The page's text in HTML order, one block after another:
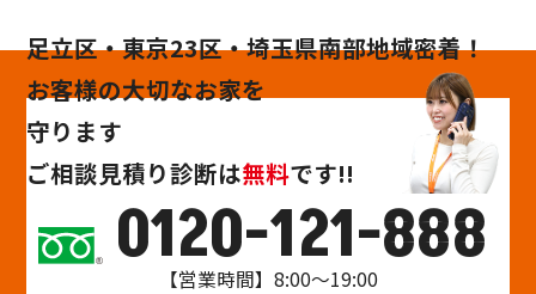
足立区・東京23区・埼玉県南部地域密着！
お客様の大切なお家を
守ります
ご相談見積り診断は無料です!!
0120-121-888
【営業時間】8:00～19:00